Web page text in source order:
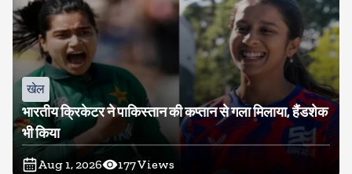
खेल
भारतीय क्रिकेटर ने पाकिस्तान की कप्तान से गला मिलाया, हैंडशेक
भी किया
Aug 1, 2026 177Views